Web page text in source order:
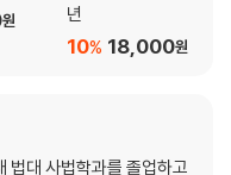
원
년
18,000원
10%
법대 사법학과를 졸업하고